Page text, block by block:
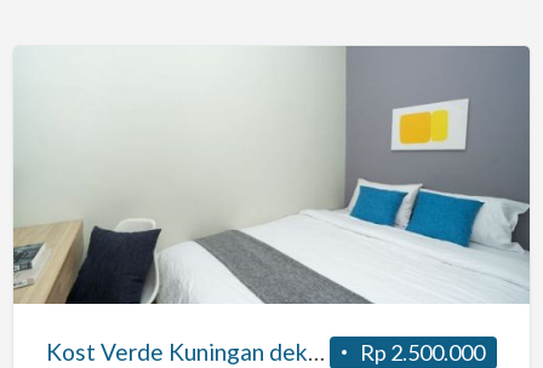
dengan
Plaza
Festival
Rp 2.500.000
Kost Verde Kuningan dekat dengan Plaza Festival